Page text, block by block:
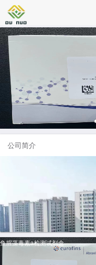
公司简介
鱼腥藻毒素a检测试剂盒